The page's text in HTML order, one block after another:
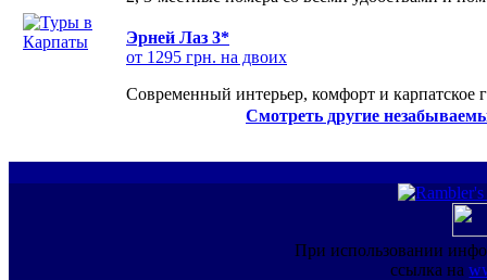
Эрней Лаз 3*
от 1295 грн. на двоих
Современный интерьер, комфорт и карпатское
Смотреть другие
При использовании
ссылка на